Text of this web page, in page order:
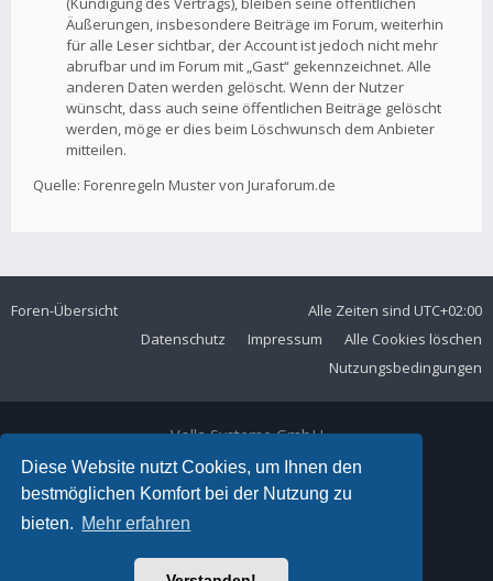
Diese Website nutzt Cookies, um Ihnen den
bestmöglichen Komfort bei der Nutzung zu
bieten. Mehr erfahren
Äußerungen, insbesondere Beiträge im Forum, weiterhin
für alle Leser sichtbar, der Account ist jedoch nicht mehr
abrufbar und im Forum mit „Gast“ gekennzeichnet. Alle
anderen Daten werden gelöscht. Wenn der Nutzer
wünscht, dass auch seine öffentlichen Beiträge gelöscht
werden, möge er dies beim Löschwunsch dem Anbieter
mitteilen.
Quelle: Forenregeln Muster von Juraforum.de
Foren-Übersicht Alle Zeiten sind UTC+02:00
Alle Cookies löschen
Impressum
Datenschutz
Nutzungsbedingungen
Volla Systeme GmbH
Kölner Straße 102
42897 Remscheid
Telefon:+49 2191 59897 61
E-Mail: